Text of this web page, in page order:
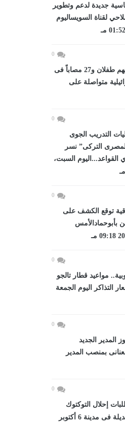
جديدة لدعم وتطوير
لقناة السويساليوم
0
4 شهداء بينهم طفلان و27 مصاباً فى
متواصلة على
0
التدريب الجوى
التركى” نسر
بإحدي القواعد...اليوم السبت،
0
توقع الكشف على
بأبوحمادالأمس
0
مواعيد قطار تالجو
التذاكر اليوم الجمعة
0
المدير الجديد
بمنصب المدير
0
إحلال التوكتوك
فى مدينة 6 أكتوبر